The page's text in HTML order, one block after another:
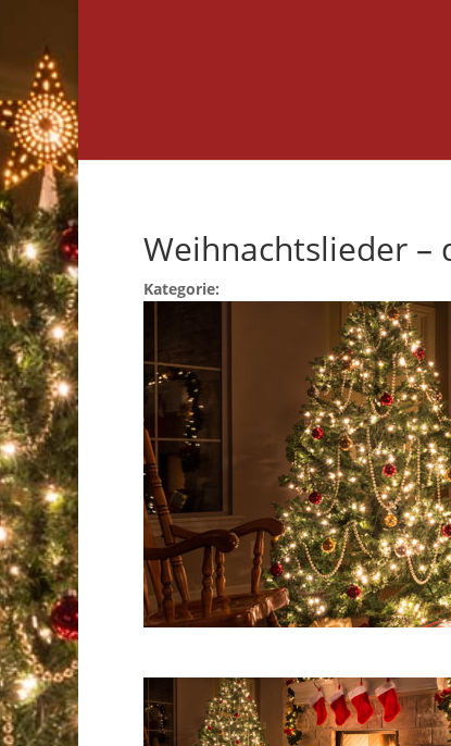
Weihnachtslieder –
Kategorie: